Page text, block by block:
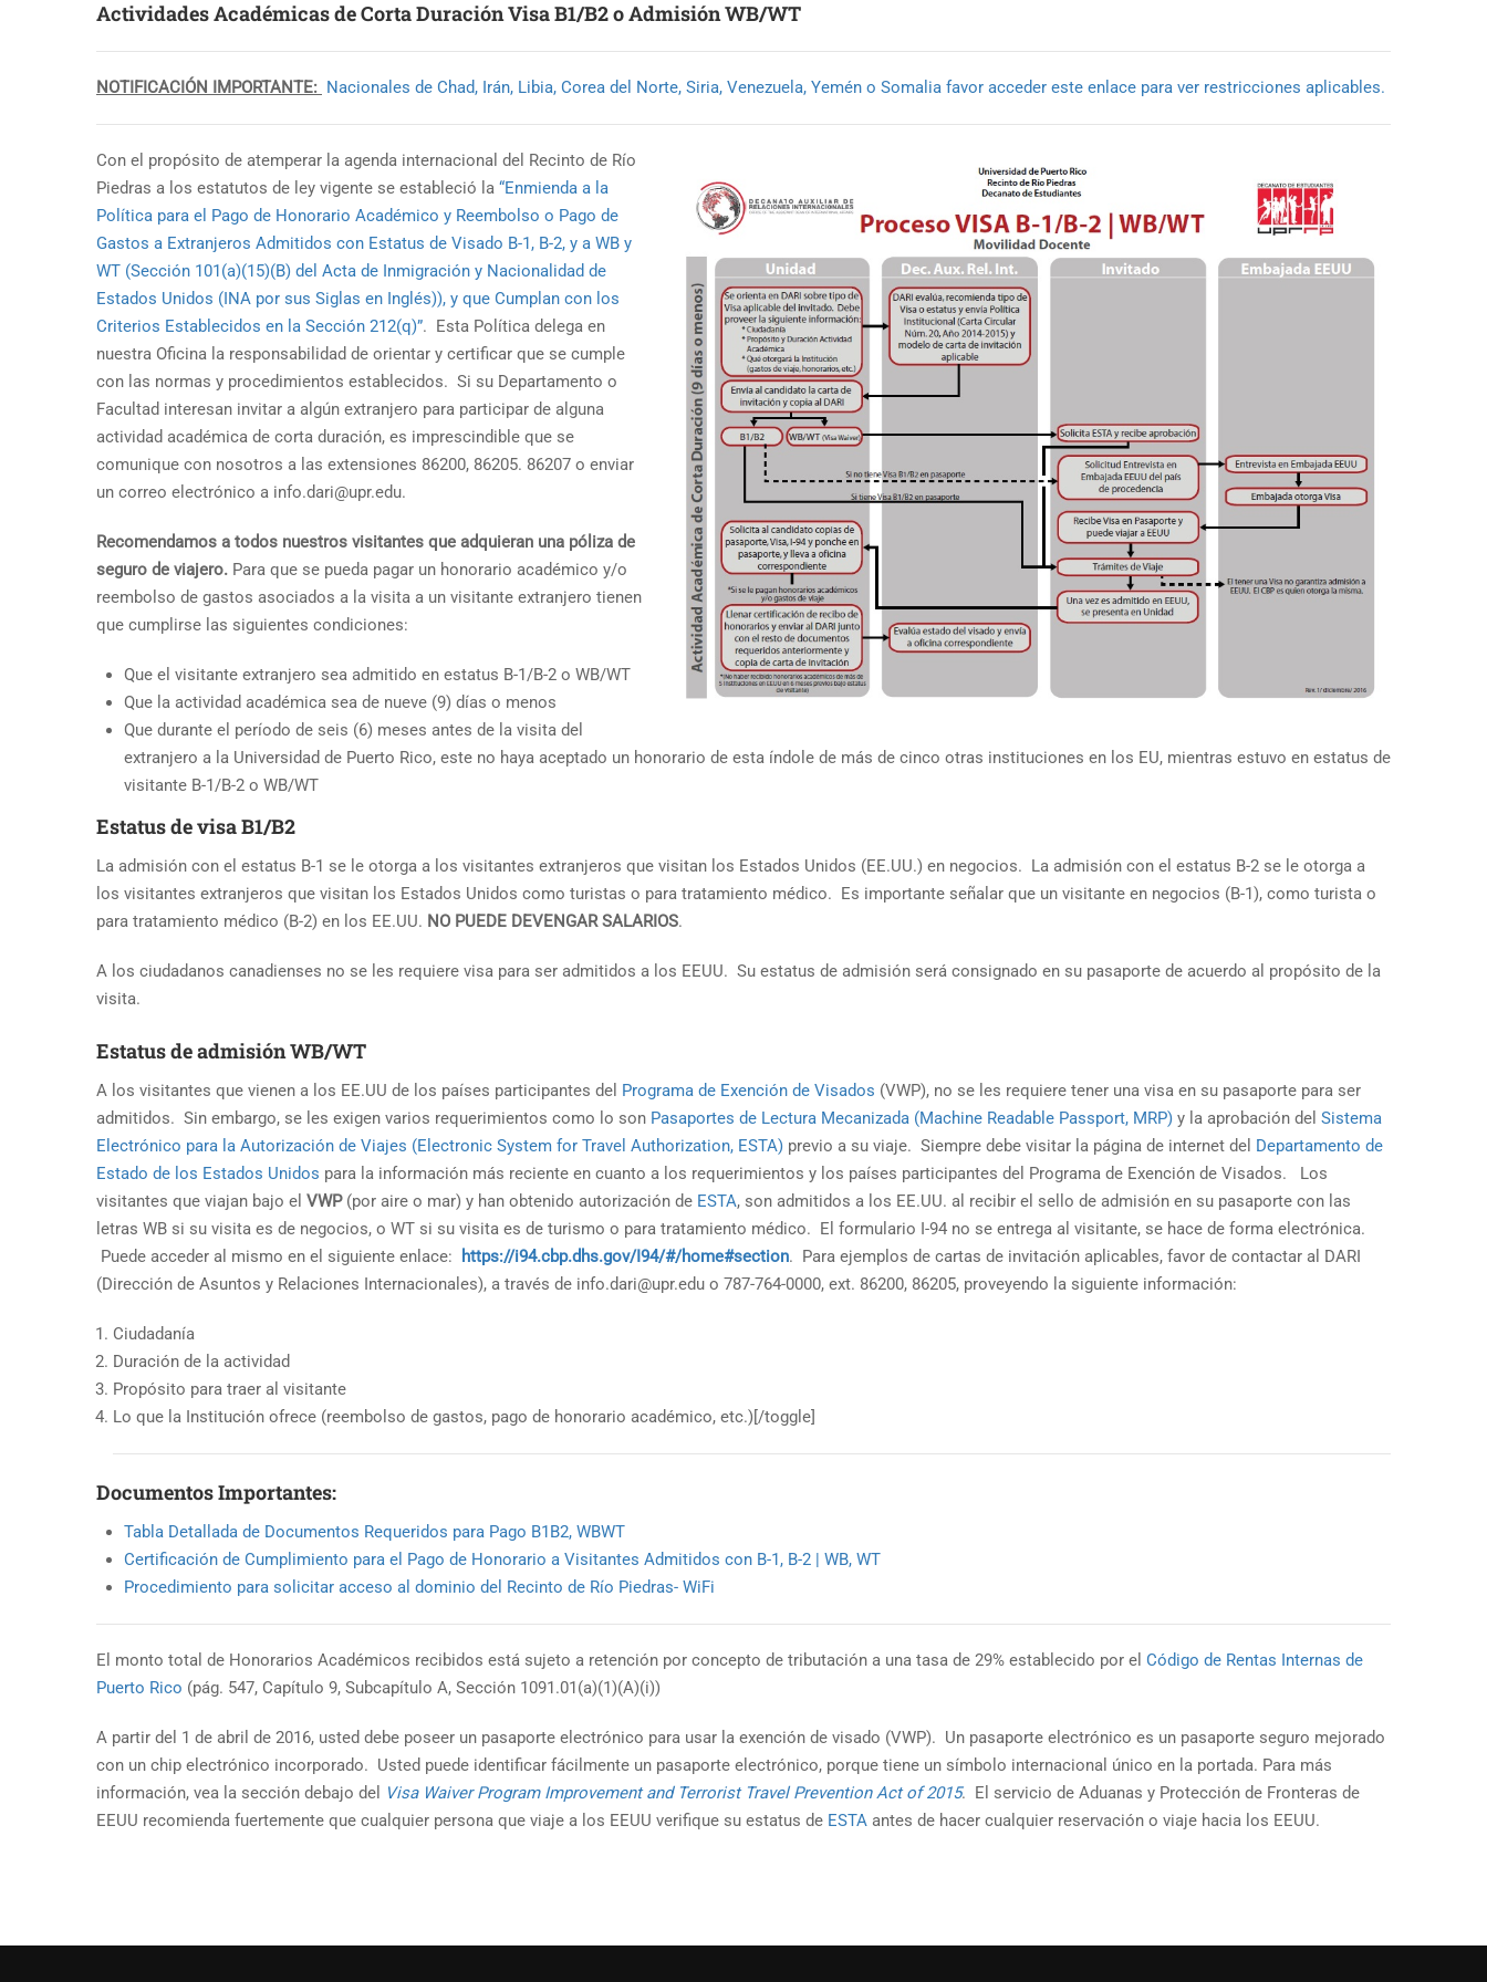
Actividades Académicas de Corta Duración Visa B1/B2 o Admisión WB/WT
NOTIFICACIÓN IMPORTANTE: Nacionales de Chad, Irán, Libia, Corea del Norte, Siria, Venezuela, Yemén o Somalia favor acceder este enlace para ver restricciones aplicables.
Con el propósito de atemperar la agenda internacional del Recinto de Río
Piedras a los estatutos de ley vigente se estableció la “Enmienda a la
Política para el Pago de Honorario Académico y Reembolso o Pago de
Gastos a Extranjeros Admitidos con Estatus de Visado B-1, B-2, y a WB y
WT (Sección 101(a)(15)(B) del Acta de Inmigración y Nacionalidad de
Estados Unidos (INA por sus Siglas en Inglés)), y que Cumplan con los
Criterios Establecidos en la Sección 212(q)”. Esta Política delega en
nuestra Oficina la responsabilidad de orientar y certificar que se cumple
con las normas y procedimientos establecidos. Si su Departamento o
Facultad interesan invitar a algún extranjero para participar de alguna
actividad académica de corta duración, es imprescindible que se
comunique con nosotros a las extensiones 86200, 86205. 86207 o enviar
un correo electrónico a info.dari@upr.edu.
Recomendamos a todos nuestros visitantes que adquieran una póliza de
seguro de viajero. Para que se pueda pagar un honorario académico y/o
reembolso de gastos asociados a la visita a un visitante extranjero tienen
que cumplirse las siguientes condiciones:
Que el visitante extranjero sea admitido en estatus B-1/B-2 o WB/WT
Que la actividad académica sea de nueve (9) días o menos
Que durante el período de seis (6) meses antes de la visita del
extranjero a la Universidad de Puerto Rico, este no haya aceptado un honorario de esta índole de más de cinco otras instituciones en los EU, mientras estuvo en estatus de
visitante B-1/B-2 o WB/WT
Estatus de visa B1/B2
La admisión con el estatus B-1 se le otorga a los visitantes extranjeros que visitan los Estados Unidos (EE.UU.) en negocios. La admisión con el estatus B-2 se le otorga a
los visitantes extranjeros que visitan los Estados Unidos como turistas o para tratamiento médico. Es importante señalar que un visitante en negocios (B-1), como turista o
para tratamiento médico (B-2) en los EE.UU. NO PUEDE DEVENGAR SALARIOS.
A los ciudadanos canadienses no se les requiere visa para ser admitidos a los EEUU. Su estatus de admisión será consignado en su pasaporte de acuerdo al propósito de la
visita.
Estatus de admisión WB/WT
A los visitantes que vienen a los EE.UU de los países participantes del Programa de Exención de Visados (VWP), no se les requiere tener una visa en su pasaporte para ser
admitidos. Sin embargo, se les exigen varios requerimientos como lo son Pasaportes de Lectura Mecanizada (Machine Readable Passport, MRP) y la aprobación del Sistema
Electrónico para la Autorización de Viajes (Electronic System for Travel Authorization, ESTA) previo a su viaje. Siempre debe visitar la página de internet del Departamento de
Estado de los Estados Unidos para la información más reciente en cuanto a los requerimientos y los países participantes del Programa de Exención de Visados. Los
visitantes que viajan bajo el VWP(por aire o mar) y han obtenido autorización de ESTA, son admitidos a los EE.UU. al recibir el sello de admisión en su pasaporte con las
letras WB si su visita es de negocios, o WT si su visita es de turismo o para tratamiento médico. El formulario I-94 no se entrega al visitante, se hace de forma electrónica.
Puede acceder al mismo en el siguiente enlace:
https://i94.cbp.dhs.gov/I94/#/home#section. Para ejemplos de cartas de invitación aplicables, favor de contactar al DARI
(Dirección de Asuntos y Relaciones Internacionales), a través de info.dari@upr.edu o 787-764-0000, ext. 86200, 86205, proveyendo la siguiente información:
Ciudadanía
Duración de la actividad
Propósito para traer al visitante
Lo que la Institución ofrece (reembolso de gastos, pago de honorario académico, etc.)[/toggle]
Documentos Importantes:
Tabla Detallada de Documentos Requeridos para Pago B1B2, WBWT
Certificación de Cumplimiento para el Pago de Honorario a Visitantes Admitidos con B-1, B-2 | WB, WT
Procedimiento para solicitar acceso al dominio del Recinto de Río Piedras- WiFi
El monto total de Honorarios Académicos recibidos está sujeto a retención por concepto de tributación a una tasa de 29% establecido por el Código de Rentas Internas de
Puerto Rico (pág. 547, Capítulo 9, Subcapítulo A, Sección 1091.01(a)(1)(A)(i))
A partir del 1 de abril de 2016, usted debe poseer un pasaporte electrónico para usar la exención de visado (VWP). Un pasaporte electrónico es un pasaporte seguro mejorado
con un chip electrónico incorporado. Usted puede identificar fácilmente un pasaporte electrónico, porque tiene un símbolo internacional único en la portada. Para más
información, vea la sección debajo del
Visa Waiver Program Improvement and Terrorist Travel Prevention Act of 2015. El servicio de Aduanas y Protección de Fronteras de
EEUU recomienda fuertemente que cualquier persona que viaje a los EEUU verifique su estatus de ESTA antes de hacer cualquier reservación o viaje hacia los EEUU.